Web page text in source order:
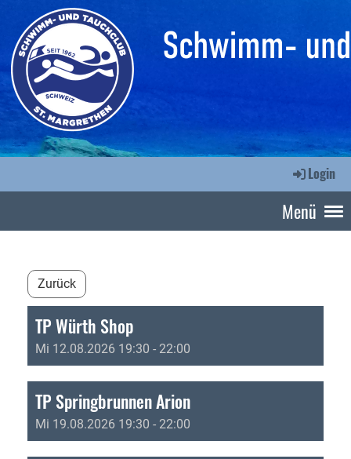
Login
Menü
Zurück
TP Würth Shop
Mi 12.08.2026 19:30 - 22:00
TP Springbrunnen Arion
Mi 19.08.2026 19:30 - 22:00